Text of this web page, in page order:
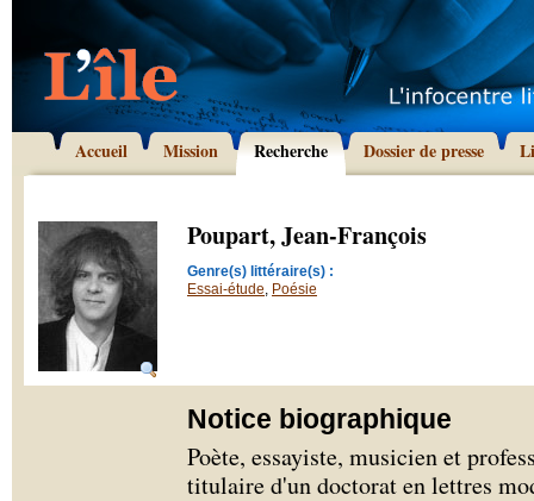
Accueil Mission Recherche Dossier de presse
Poupart, Jean-François
Genre(s) littéraire(s) :
Essai-étude, Poésie
Notice biographique
Poète, essayiste, musicien et
titulaire d'un doctorat en lettres